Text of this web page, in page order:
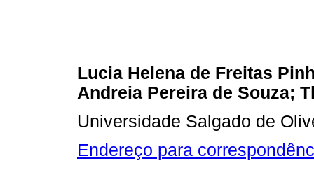
Lucia Helena de Freitas
Andreia Pereira de Souza;
Universidade Salgado de
Endereço para